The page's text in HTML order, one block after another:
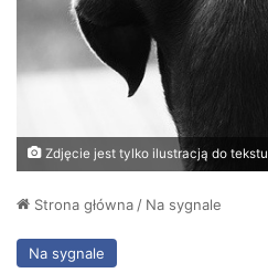
Zdjęcie jest tylko ilustracją do tekstu
Strona główna / Na sygnale
Na sygnale